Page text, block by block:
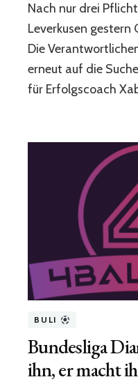
Leverkusen
und
die
Suche
nach
neuen
Nach nur drei
Leverkusen gestern
Die
erneut auf die
für Erfolgscoach
BULI
Bundesliga
ihn, er macht